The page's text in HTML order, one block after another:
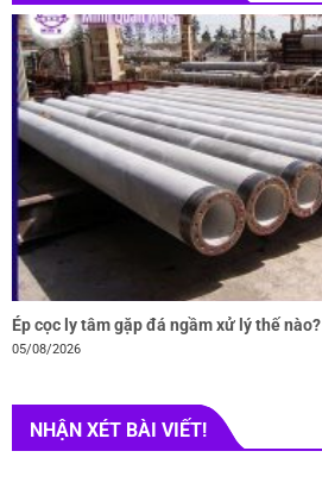
Ép cọc ly tâm gặp đá ngầm xử lý thế nào?
05/08/2026
NHẬN XÉT BÀI VIẾT!